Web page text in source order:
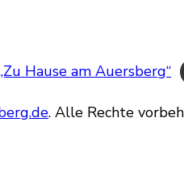
Hause am Auersberg“
. Alle Rechte